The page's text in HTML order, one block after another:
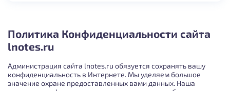
Политика Конфиденциальности сайта
lnotes.ru
Администрация сайта lnotes.ru обязуется сохранять вашу
конфиденциальность в Интернете. Мы уделяем большое
значение охране предоставленных вами данных. Наша